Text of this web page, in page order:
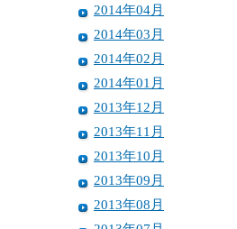
2014年04月
2014年03月
2014年02月
2014年01月
2013年12月
2013年11月
2013年10月
2013年09月
2013年08月